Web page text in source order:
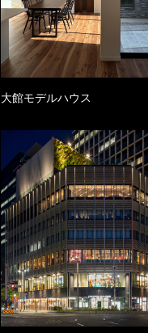
大館モデルハウス